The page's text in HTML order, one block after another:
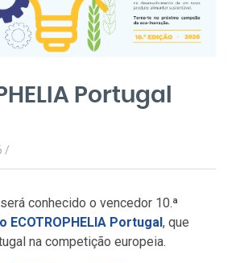
Portugal
/
conhecido o vencedor 10.ª
ECOTROPHELIA Portugal, que
na competição europeia.